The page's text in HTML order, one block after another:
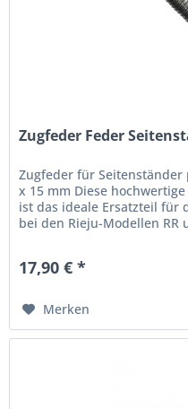
Zugfeder Feder
Zugfeder für Seitenständer
x 15 mm Diese
ist das ideale Ersatzteil für
bei den Rieju-Modellen RR
17,90 € *
Merken